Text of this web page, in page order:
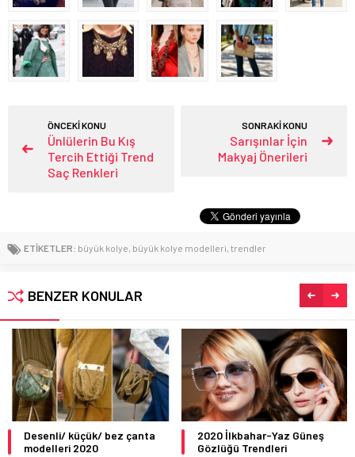
ÖNCEKİ KONU
Ünlülerin Bu Kış
Tercih Ettiği Trend
Saç Renkleri
SONRAKİ KONU
Sarışınlar İçin
Makyaj Önerileri
ETİKETLER: büyük kolye, büyük kolye modelleri, trendler
BENZER KONULAR
2020 İlkbahar-Yaz Güneş
Gözlüğü Trendleri
En Çok Kullanılan Şal
Modelleri